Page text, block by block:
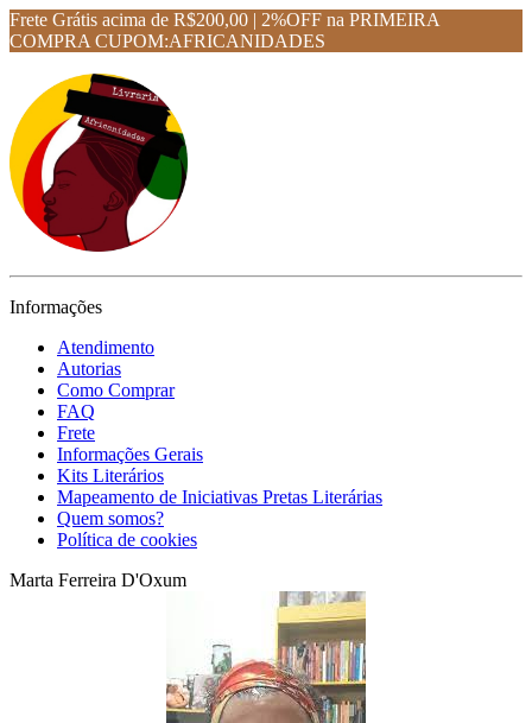
Frete Grátis acima de R$200,00 | 2%OFF na PRIMEIRA
COMPRA CUPOM:AFRICANIDADES
Informações
Atendimento
Autorias
Como Comprar
FAQ
Frete
Informações Gerais
Kits Literários
Mapeamento de Iniciativas Pretas Literárias
Quem somos?
Política de cookies
Marta Ferreira D'Oxum